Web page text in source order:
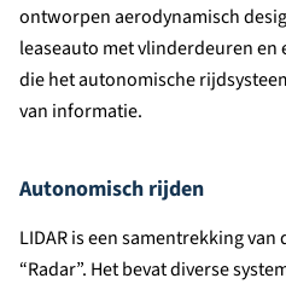
ontworpen aerodynamisch
leaseauto met vlinderdeuren en
die het autonomische
van informatie.
Autonomisch rijden
LIDAR is een samentrekking
“Radar”. Het bevat diverse